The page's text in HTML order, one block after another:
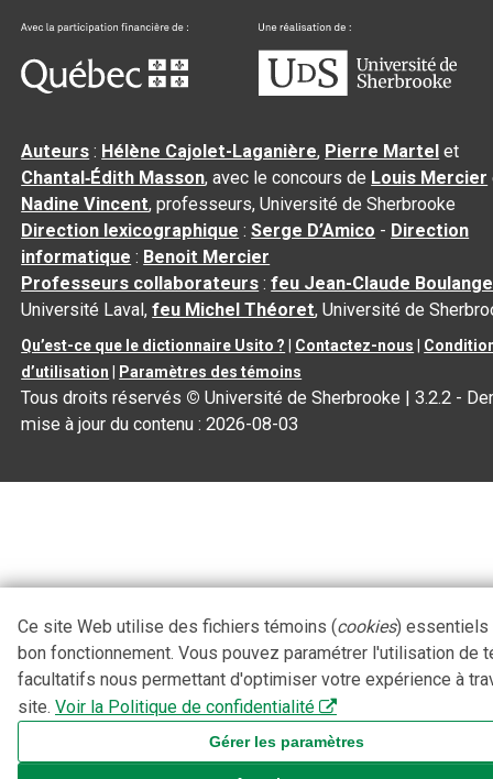
Auteurs : Hélène Cajolet-Laganière, Pierre Martel et
Chantal‑Édith Masson, avec le concours de Louis Mercier
Nadine Vincent, professeurs, Université de Sherbrooke
Direction lexicographique :Serge D’Amico - Direction
informatique : Benoit Mercier
Professeurs collaborateurs :feu Jean-Claude
Université Laval,feu Michel Théoret, Université de
Qu’est-ce que le dictionnaire Usito ? Contactez-nous
d’utilisation
Paramètres des témoins
Tous droits réservés © Université de Sherbrooke |3.2.2 -
mise à jour du contenu :2026-08-03
Ce site Web utilise des fichiers témoins (cookies) essentiels
bon fonctionnement. Vous pouvez paramétrer l'utilisation de
facultatifs nous permettant d'optimiser votre expérience à
site. Voir la Politique de confidentialité
Gérer les paramètres